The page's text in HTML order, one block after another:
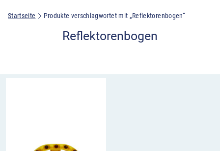
Startseite Produkte verschlagwortet mit „Reflektorenbogen“
Reflektorenbogen